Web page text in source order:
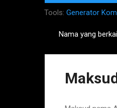
Tools: Generator
o
Nama yang